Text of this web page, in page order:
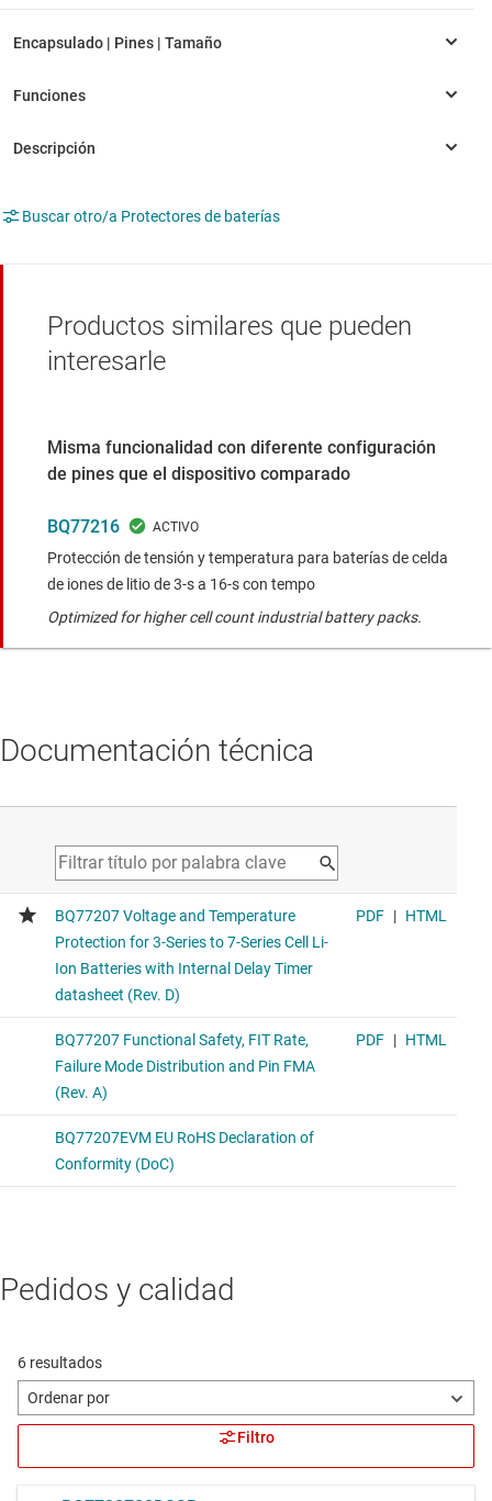
Buscar otro/a Protectores de baterías
Productos similares que pueden
interesarle
Misma funcionalidad con diferente configuración
de pines que el dispositivo comparado
BQ77216
Protección de tensión y temperatura para baterías de celda
de iones de litio de 3-s a 16-s con tempo
Optimized for higher cell count industrial battery packs.
Documentación técnica
Pedidos y calidad